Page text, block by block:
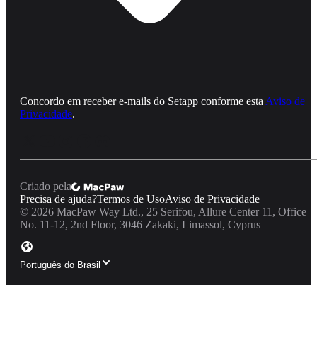
Concordo em receber e‑mails do Setapp conforme esta Aviso de
Privacidade.
Criado pela
Precisa de ajuda?Termos de UsoAviso de Privacidade
© 2026 MacPaw Way Ltd., 25 Serifou, Allure Center 11, Office
No. 11-12, 2nd Floor, 3046 Zakaki, Limassol, Cyprus
Português do Brasil